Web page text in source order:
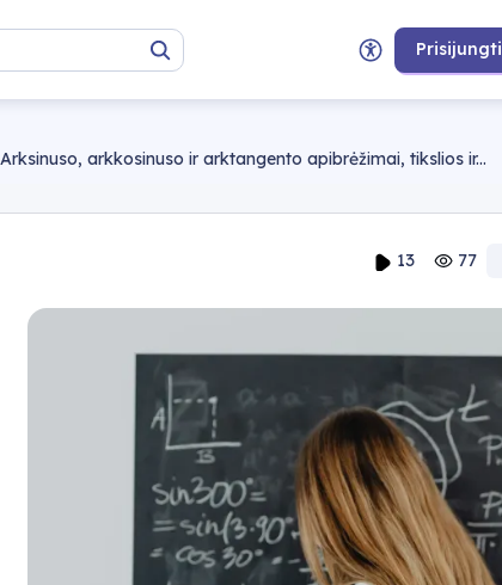
Paieška
Prisijungti
Arksinuso, arkkosinuso ir arktangento apibrėžimai, tikslios ir...
13 77